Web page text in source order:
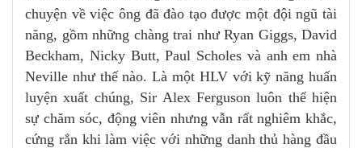
chuyện về việc ông đã đào tạo được một đội ngũ tài
năng, gồm những chàng trai như Ryan Giggs, David
Beckham, Nicky Butt, Paul Scholes và anh em nhà
Neville như thế nào. Là một HLV với kỹ năng huấn
luyện xuất chúng, Sir Alex Ferguson luôn thể hiện
sự chăm sóc, động viên nhưng vẫn rất nghiêm khắc,
cứng rắn khi làm việc với những danh thủ hàng đầu